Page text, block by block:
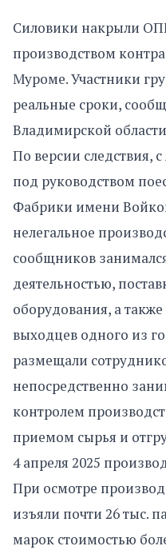
Силовики накрыли
производством
Муроме. Участники
реальные сроки,
Владимирской
По версии следствия,
под руководством
Фабрики имени
нелегальное
сообщников
деятельностью,
оборудования, а
выходцев одного из
размещали
непосредственно
контролем
приемом сырья и
4 апреля 2025
При осмотре
изъяли почти 26 тыс.
марок стоимостью